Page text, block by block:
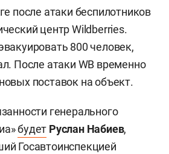
после атаки беспилотников
центр Wildberries.
800 человек,
После атаки WB временно
поставок на объект.
генерального
будет Руслан Набиев,
Госавтоинспекцией